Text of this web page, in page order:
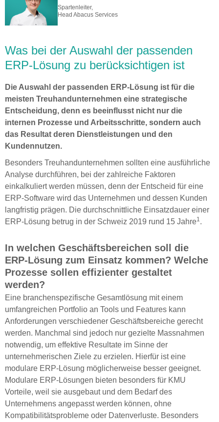
Spartenleiter,
Head Abacus Services
Was bei der Auswahl der passenden
ERP-Lösung zu berücksichtigen ist
Die Auswahl der passenden ERP-Lösung ist für die
meisten Treuhandunternehmen eine strategische
Entscheidung, denn es beeinflusst nicht nur die
internen Prozesse und Arbeitsschritte, sondern auch
das Resultat deren Dienstleistungen und den
Kundennutzen.
Besonders Treuhandunternehmen sollten eine ausführliche
Analyse durchführen, bei der zahlreiche Faktoren
einkalkuliert werden müssen, denn der Entscheid für eine
ERP-Software wird das Unternehmen und dessen Kunden
langfristig prägen. Die durchschnittliche Einsatzdauer einer
ERP-Lösung betrug in der Schweiz 2019 rund 15 Jahre1.
In welchen Geschäftsbereichen soll die
ERP-Lösung zum Einsatz kommen? Welche
Prozesse sollen effizienter gestaltet
werden?
Eine branchenspezifische Gesamtlösung mit einem
umfangreichen Portfolio an Tools und Features kann
Anforderungen verschiedener Geschäftsbereiche gerecht
werden. Manchmal sind jedoch nur gezielte Massnahmen
notwendig, um effektive Resultate im Sinne der
unternehmerischen Ziele zu erzielen. Hierfür ist eine
modulare ERP-Lösung möglicherweise besser geeignet.
Modulare ERP-Lösungen bieten besonders für KMU
Vorteile, weil sie ausgebaut und dem Bedarf des
Unternehmens angepasst werden können, ohne
Kompatibilitätsprobleme oder Datenverluste. Besonders